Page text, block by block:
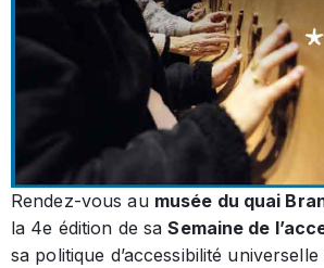
Rendez-vous au musée du quai
la 4e édition de saSemaine de
sa politique d’accessibilité